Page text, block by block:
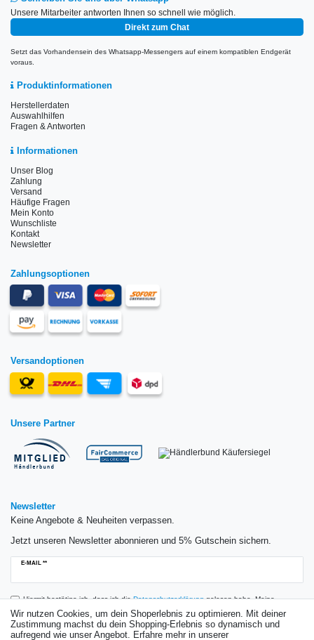
Unsere Mitarbeiter antworten Ihnen so schnell wie möglich.
Direkt zum Chat
Setzt das Vorhandensein des Whatsapp-Messengers auf einem kompatiblen Endgerät
voraus.
Produktinformationen
Herstellerdaten
Auswahlhilfen
Fragen & Antworten
Informationen
Unser Blog
Zahlung
Versand
Häufige Fragen
Mein Konto
Wunschliste
Kontakt
Newsletter
Zahlungsoptionen
Versandoptionen
Unsere Partner
Newsletter
Keine Angebote & Neuheiten verpassen.
Jetzt unseren Newsletter abonnieren und 5% Gutschein sichern.
E-MAIL **
Newsletter
Hiermit bestätige ich, dass ich dieDaten­schutz­erklärunggelesen habe. Meine
Einwilligung kann ich jederzeit widerrufen.**
Wir nutzen Cookies, um dein Shoperlebnis zu optimieren. Mit deiner
Zustimmung machst du dein Shopping-Erlebnis so dynamisch und
aufregend wie unser Angebot. Erfahre mehr in unserer